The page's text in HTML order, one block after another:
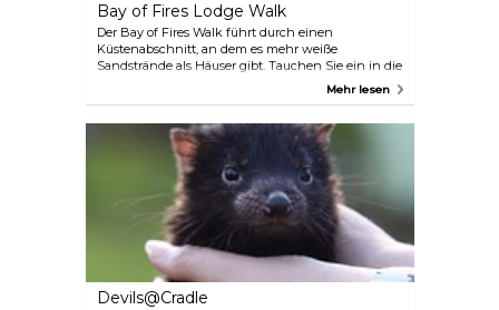
Bay of Fires Lodge Walk
Der Bay of Fires Walk führt durch einen
Küstenabschnitt, an dem es mehr weiße
Sandstrände als Häuser gibt. Tauchen Sie ein in die
unberührte Küstenlandschaft, in der es von
Strandcamp oder in der exklusiven Bay of Fires
Lodge, einer luftigen Lodge auf den Klippen mit
Blick auf den azurblauen Ozean und die
orangefarbenen Felsen. Spazieren Sie durch das
Buschland zum Spa und beginnen Sie Ihr Spa-
Erlebnis mit einem wohltuenden Bad im
Badepavillon im Freien.
Mehr lesen
Devils@Cradle